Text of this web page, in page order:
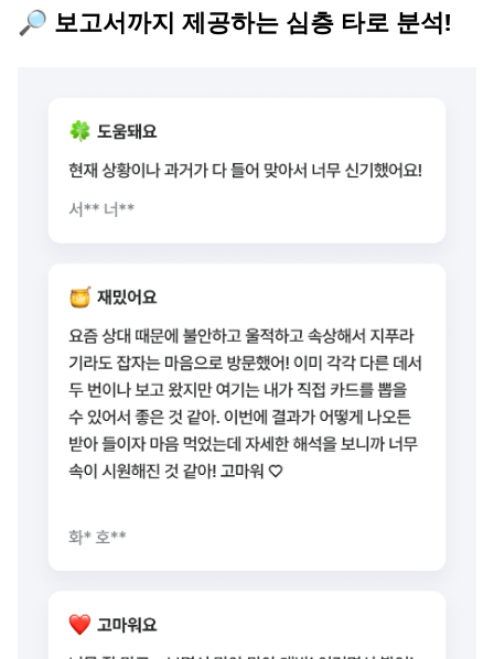
🔎 보고서까지 제공하는 심층 타로 분석!